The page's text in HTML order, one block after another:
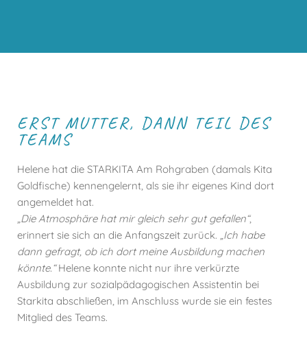
ERST MUTTER, DANN TEIL DES
TEAMS
Helene hat die STARKITA Am Rohgraben (damals Kita
Goldfische) kennengelernt, als sie ihr eigenes Kind dort
angemeldet hat.
„Die Atmosphäre hat mir gleich sehr gut gefallen“,
erinnert sie sich an die Anfangszeit zurück. „Ich habe
dann gefragt, ob ich dort meine Ausbildung machen
könnte.“Helene konnte nicht nur ihre verkürzte
Ausbildung zur sozialpädagogischen Assistentin bei
Starkita abschließen, im Anschluss wurde sie ein festes
Mitglied des Teams.